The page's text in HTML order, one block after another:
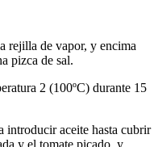
rejilla de vapor, y encima
pizca de sal.
2 (100ºC) durante 15
introducir aceite hasta cubrir
y el tomate picado, y